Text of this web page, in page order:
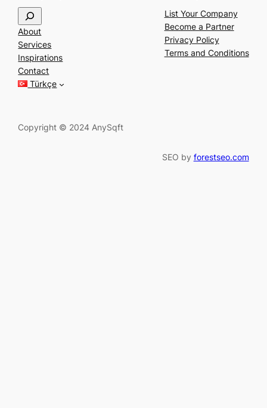
e
a
r
c
h
About
Services
Inspirations
Contact
Türkçe
List Your Company
Become a Partner
Privacy Policy
Terms and Conditions
Copyright © 2024 AnySqft
SEO by forestseo.com